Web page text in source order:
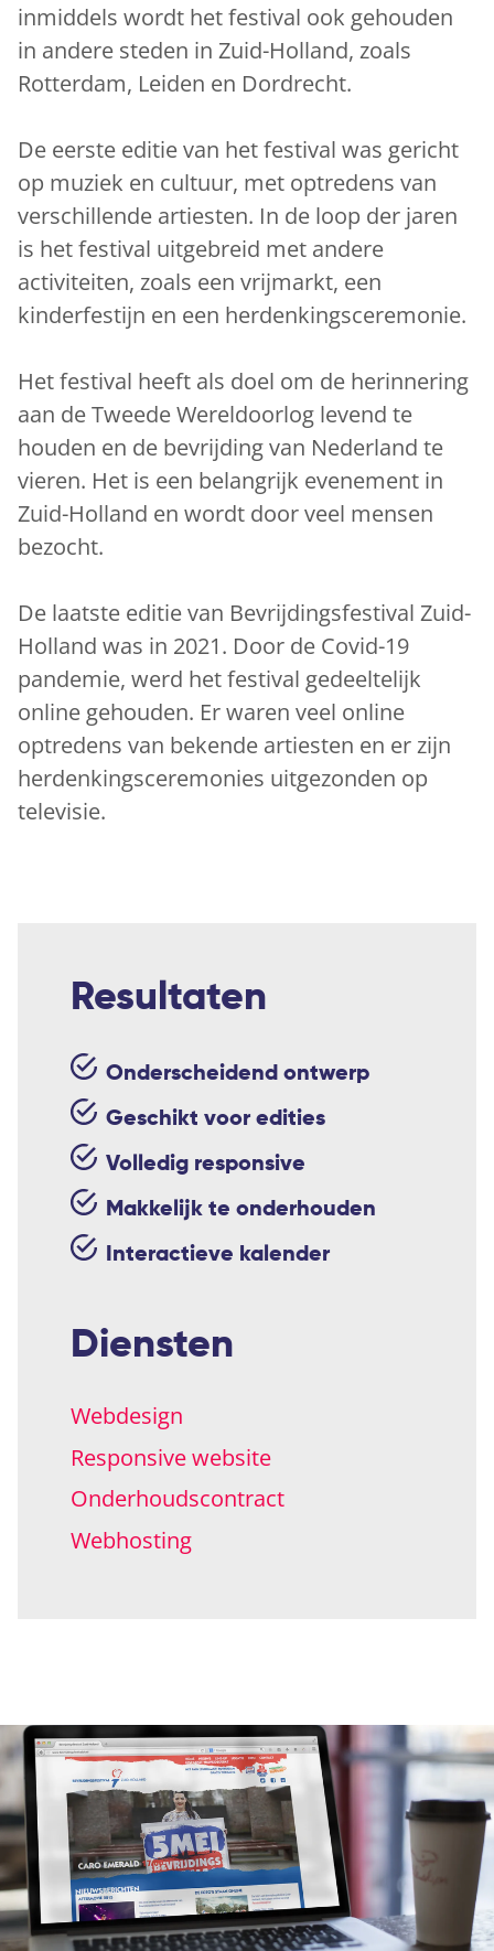
inmiddels wordt het festival ook gehouden
in andere steden in Zuid-Holland, zoals
Rotterdam, Leiden en Dordrecht.
De eerste editie van het festival was gericht
op muziek en cultuur, met optredens van
verschillende artiesten. In de loop der jaren
is het festival uitgebreid met andere
activiteiten, zoals een vrijmarkt, een
kinderfestijn en een herdenkingsceremonie.
Het festival heeft als doel om de herinnering
aan de Tweede Wereldoorlog levend te
houden en de bevrijding van Nederland te
vieren. Het is een belangrijk evenement in
Zuid-Holland en wordt door veel mensen
bezocht.
De laatste editie van Bevrijdingsfestival Zuid-
Holland was in 2021. Door de Covid-19
pandemie, werd het festival gedeeltelijk
online gehouden. Er waren veel online
optredens van bekende artiesten en er zijn
herdenkingsceremonies uitgezonden op
televisie.
Resultaten
Onderscheidend ontwerp
Geschikt voor edities
Volledig responsive
Makkelijk te onderhouden
Interactieve kalender
Diensten
Webdesign
Responsive website
Onderhoudscontract
Webhosting